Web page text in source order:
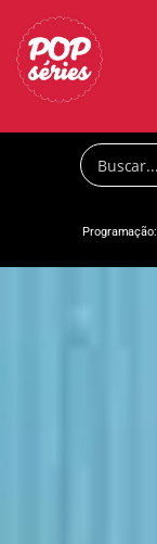
Programação: